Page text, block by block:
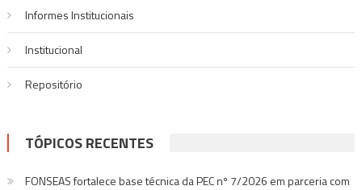
Informes Institucionais
Institucional
Repositório
TÓPICOS RECENTES
FONSEAS fortalece base técnica da PEC nº 7/2026 em parceria com